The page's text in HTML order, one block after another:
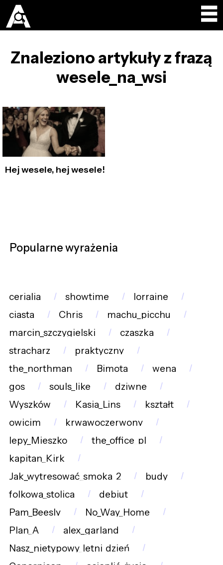
Znaleziono artykuły z frazą
wesele_na_wsi
Hej wesele, hej wesele!
Popularne wyrażenia
cerialia showtime
lorraine
ciasta
Chris
machu_picchu
marcin_szczygielski
czaszka
stracharz
praktyczny
the_northman
Bimota
wena
gos
souls_like
dziwne
Wyszków
Kasia_Lins
kształt
owicim
krwawoczerwony
lepy_Mieszko
the_office_pl
kapitan_Kirk
Jak_wytresować_smoka_2
budy
folkowa_stolica
debiut
Pam_Beesly
No_Way_Home
Plan_A
alex_garland
Nasz_nietypowy_letni_dzień